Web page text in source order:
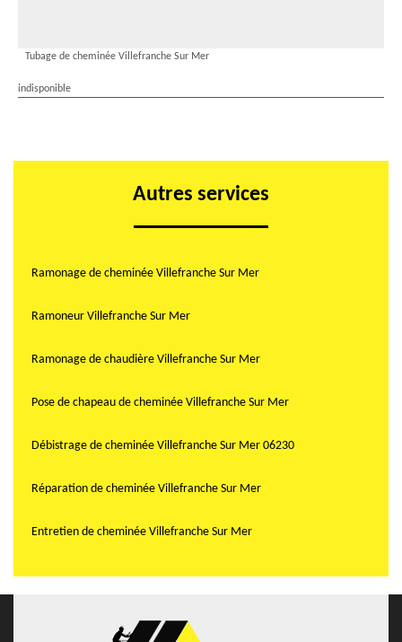
Tubage de cheminée Villefranche Sur Mer
indisponible
Autres services
Ramonage de cheminée Villefranche Sur Mer
Ramoneur Villefranche Sur Mer
Ramonage de chaudière Villefranche Sur Mer
Pose de chapeau de cheminée Villefranche Sur Mer
Débistrage de cheminée Villefranche Sur Mer 06230
Réparation de cheminée Villefranche Sur Mer
Entretien de cheminée Villefranche Sur Mer